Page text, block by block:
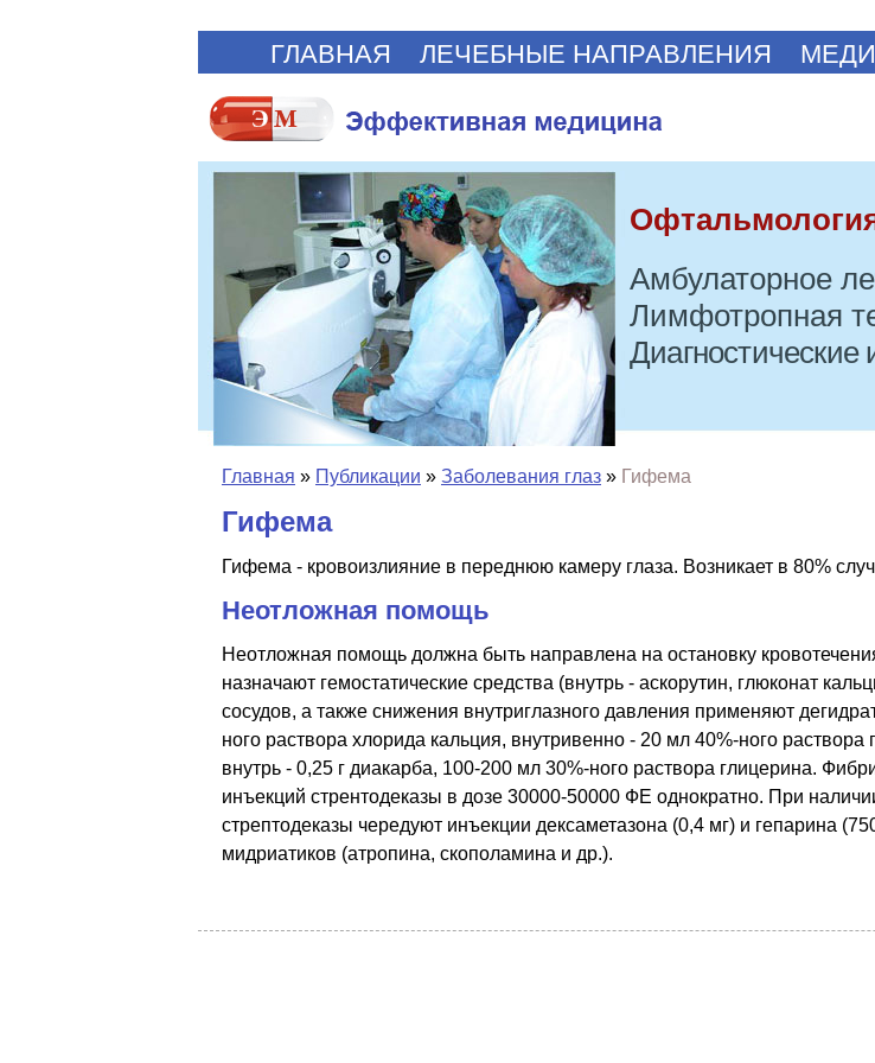
ГЛАВНАЯ ЛЕЧЕБНЫЕ НАПРАВЛЕНИЯ
Амбулаторное
Лимфотропная
Диагностические
Главная » Публикации » Заболевания глаз » Гифема
Гифема
Гифема - кровоизлияние в переднюю камеру глаза. Возникает в 80%
Неотложная помощь
Неотложная помощь должна быть направлена на остановку
назначают гемостатические средства (внутрь - аскорутин, глюконат
сосудов, а также снижения внутриглазного давления применяют
ного раствора хлорида кальция, внутривенно - 20 мл 40%-ного
внутрь - 0,25 г диакарба, 100-200 мл 30%-ного раствора глицерина.
инъекций стрентодеказы в дозе 30000-50000 ФЕ однократно. При
стрептодеказы чередуют инъекции дексаметазона (0,4 мг) и гепарина
мидриатиков (атропина, скополамина и др.).